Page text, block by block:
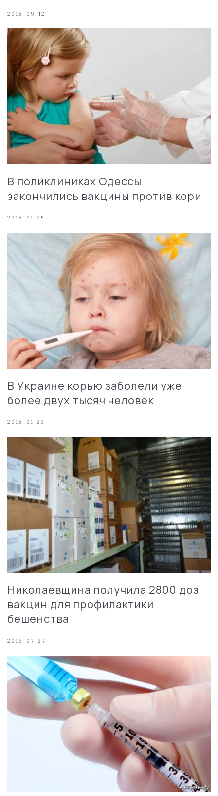
2018-09-12
В поликлиниках Одессы
закончились вакцины против кори
2018-01-25
В Украине корью заболели уже
более двух тысяч человек
2018-01-23
Николаевщина получила 2800 доз
вакцин для профилактики
бешенства
2016-07-27